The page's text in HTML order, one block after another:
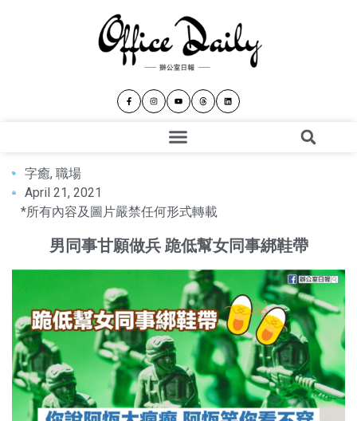
字癒, 職場
April 21, 2021
*所有內容及圖片嚴禁任何形式轉載
男同事甘願做兵 跪低幫女同事綁鞋帶